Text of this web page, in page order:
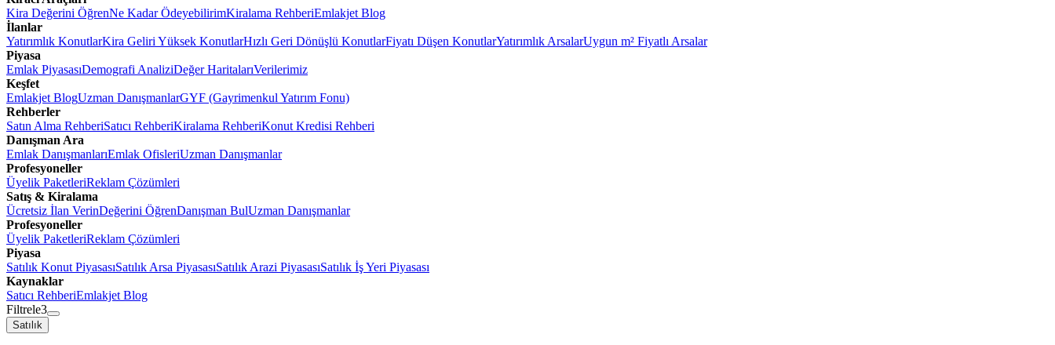
Kira Değerini ÖğrenNe Kadar ÖdeyebilirimKiralama RehberiEmlakjet Blog
İlanlar
Yatırımlık KonutlarKira Geliri Yüksek KonutlarHızlı Geri Dönüşlü KonutlarFiyatı Düşen KonutlarYatırımlık ArsalarUygun m² Fiyatlı Arsalar
Piyasa
Emlak PiyasasıDemografi AnaliziDeğer HaritalarıVerilerimiz
Keşfet
Emlakjet BlogUzman DanışmanlarGYF (Gayrimenkul Yatırım Fonu)
Rehberler
Satın Alma RehberiSatıcı RehberiKiralama RehberiKonut Kredisi Rehberi
Danışman Ara
Emlak DanışmanlarıEmlak OfisleriUzman Danışmanlar
Profesyoneller
Üyelik PaketleriReklam Çözümleri
Satış & Kiralama
Ücretsiz İlan VerinDeğerini ÖğrenDanışman BulUzman Danışmanlar
Profesyoneller
Üyelik PaketleriReklam Çözümleri
Piyasa
Satılık Konut PiyasasıSatılık Arsa PiyasasıSatılık Arazi PiyasasıSatılık İş Yeri Piyasası
Kaynaklar
Satıcı RehberiEmlakjet Blog
Filtrele3
Satılık